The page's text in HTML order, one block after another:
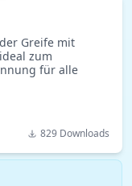
Greife mit
zum
für alle
829 Downloads